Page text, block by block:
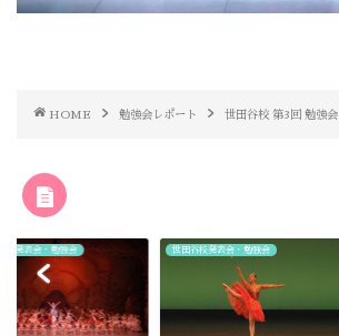
HOME 勉強会レポート 世田谷校 第3回 勉強会
校発表会・勉強会 世田谷校発表会・勉強会